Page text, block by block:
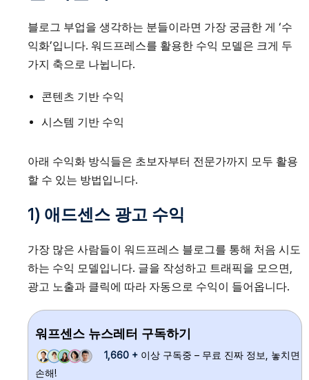
블로그 부업을 생각하는 분들이라면 가장 궁금한 게 ‘수
익화’입니다. 워드프레스를 활용한 수익 모델은 크게 두
가지 축으로 나뉩니다.
콘텐츠 기반 수익
시스템 기반 수익
아래 수익화 방식들은 초보자부터 전문가까지 모두 활용
할 수 있는 방법입니다.
1) 애드센스 광고 수익
가장 많은 사람들이 워드프레스 블로그를 통해 처음 시도
하는 수익 모델입니다. 글을 작성하고 트래픽을 모으면,
광고 노출과 클릭에 따라 자동으로 수익이 들어옵니다.
워프센스 뉴스레터 구독하기
1,660 + 이상 구독중 – 무료 진짜 정보, 놓치면
손해!